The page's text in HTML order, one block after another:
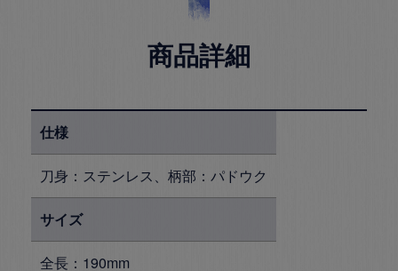
商品詳細
仕様
刀身：ステンレス、柄部：パドウク
サイズ
全長：190mm